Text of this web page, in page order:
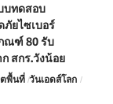
บทดสอบ
ยไซเบอร์
ณฑ์ 80 รับ
สกร.วังน้อย
ตพื้นที่ วันเอดส์โลก